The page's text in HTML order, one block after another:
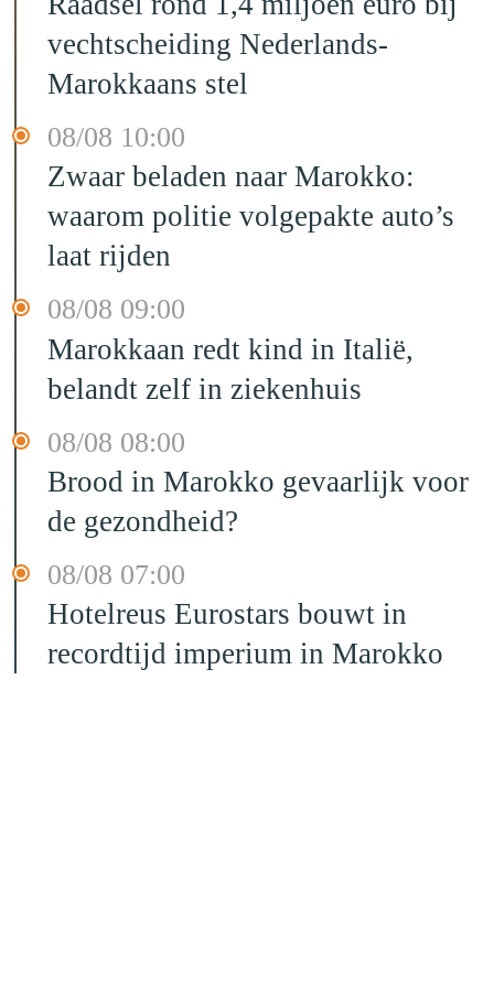
vechtscheiding Nederlands-
Marokkaans stel
08/08 10:00
Zwaar beladen naar Marokko:
waarom politie volgepakte auto’s
laat rijden
08/08 09:00
Marokkaan redt kind in Italië,
belandt zelf in ziekenhuis
08/08 08:00
Brood in Marokko gevaarlijk voor
de gezondheid?
08/08 07:00
Hotelreus Eurostars bouwt in
recordtijd imperium in Marokko